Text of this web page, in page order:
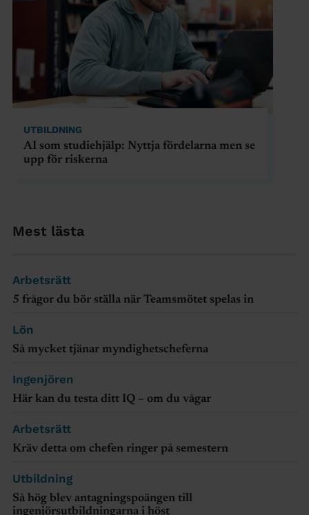
Mest lästa
Arbetsrätt
5 frågor du bör ställa när Teamsmötet spelas in
Lön
Så mycket tjänar myndighetscheferna
Ingenjören
Här kan du testa ditt IQ – om du vågar
Arbetsrätt
Kräv detta om chefen ringer på semestern
Utbildning
Så hög blev antagningspoängen till
ingenjörsutbildningarna i höst
UTBILDNING
AI som studiehjälp: Nyttja fördelarna men se
upp för riskerna